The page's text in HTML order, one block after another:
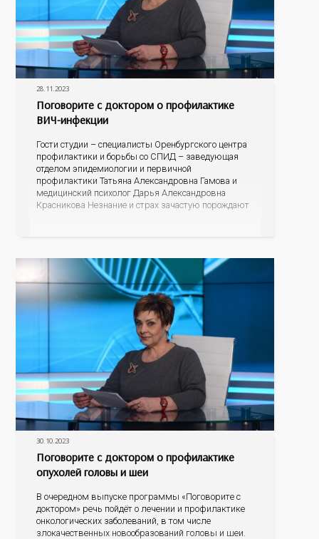
28.11.2023
Поговорите с доктором о профилактике
ВИЧ-инфекции
Гости студии – специалисты Оренбургского центра
профилактики и борьбы со СПИД – заведующая
отделом эпидемиологии и первичной
профилактики Татьяна Александровна Гамова и
медицинский психолог Дарья Александровна
Красникова Незнание и страх зачастую порождают
30.10.2023
Поговорите с доктором о профилактике
опухолей головы и шеи
В очередном выпуске программы «Поговорите с
доктором» речь пойдёт о лечении и профилактике
онкологических заболеваний, в том числе
злокачественных новообразований головы и шеи.